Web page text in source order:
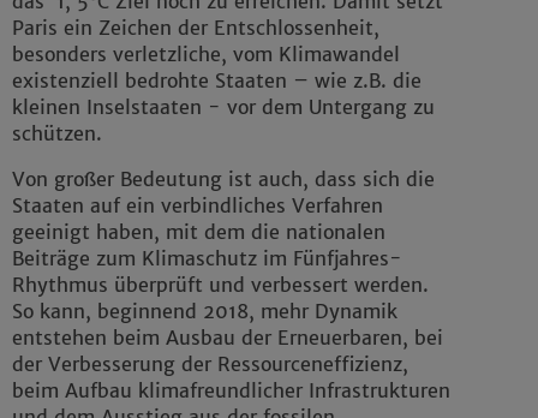
Paris ein Zeichen der Entschlossenheit,
besonders verletzliche, vom Klimawandel
existenziell bedrohte Staaten – wie z.B. die
kleinen Inselstaaten - vor dem Untergang zu
schützen.
Von großer Bedeutung ist auch, dass sich die
Staaten auf ein verbindliches Verfahren
geeinigt haben, mit dem die nationalen
Beiträge zum Klimaschutz im Fünfjahres-
Rhythmus überprüft und verbessert werden.
So kann, beginnend 2018, mehr Dynamik
entstehen beim Ausbau der Erneuerbaren, bei
der Verbesserung der Ressourceneffizienz,
beim Aufbau klimafreundlicher Infrastrukturen